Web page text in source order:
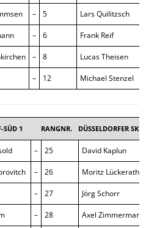
– 5 Lars Quilitzsch
– 6 Frank Reif
– 8 Lucas Theisen
– 12 Michael Stenzel
SÜD 1 RANGNR. DÜSSELDORFER SK 4
– 25 David Kaplun
– 26 Moritz Lückerath
– 27 Jörg Schorr
– 28 Axel Zimmermann